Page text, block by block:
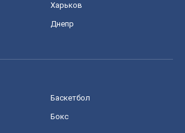
Харьков
Днепр
Баскетбол
Бокс